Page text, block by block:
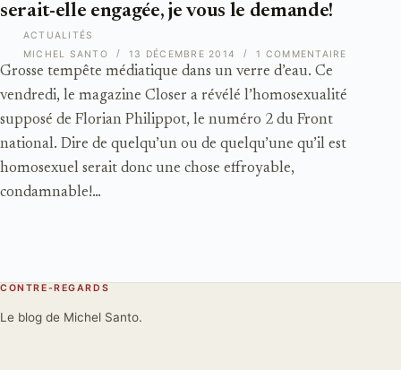
ACTUALITÉS
serait-elle engagée, je vous le demande!
Grosse tempête médiatique dans un verre d’eau. Ce
vendredi, le magazine Closer a révélé l’homosexualité
supposé de Florian Philippot, le numéro 2 du Front
national. Dire de quelqu’un ou de quelqu’une qu’il est
homosexuel serait donc une chose effroyable,
condamnable!…
MICHEL SANTO 13 DÉCEMBRE 2014 1 COMMENTAIRE
CONTRE-REGARDS
Le blog de Michel Santo.